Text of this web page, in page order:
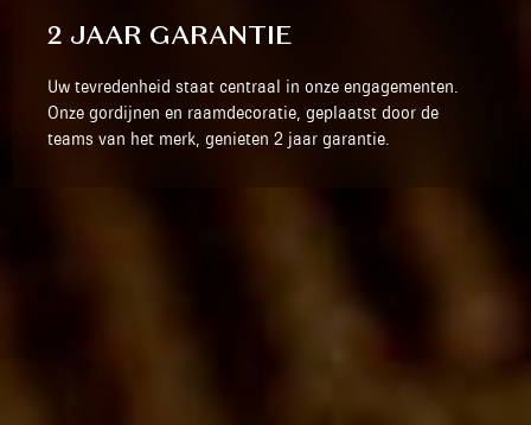
2 JAAR GARANTIE
Uw tevredenheid staat centraal in onze engagementen.
Onze gordijnen en raamdecoratie, geplaatst door de
teams van het merk, genieten 2 jaar garantie.